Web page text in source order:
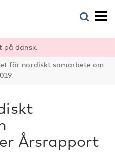
på dansk.
för nordiskt samarbete om
Årsrapport